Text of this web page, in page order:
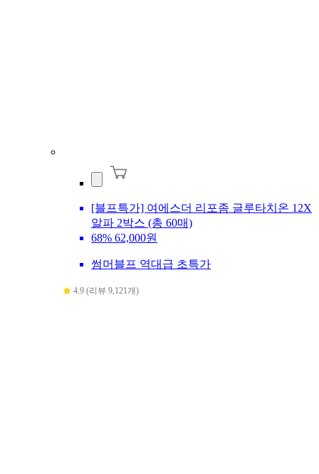
[블프특가] 여에스더 리포좀 글루타치온 12X
알파 2박스 (총 60매)
68% 62,000원
썸머블프 역대급 초특가
4.9 (리뷰 9,121개)